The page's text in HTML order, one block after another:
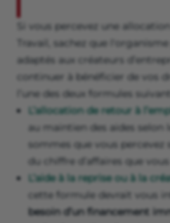
Si vous percevez une
Travail, sachez que
adaptés aux créateurs
continuer à bénéficier de vos
l’une des deux formules
L’allocation de retour à
au maintien des aides selon
sommes que vous percevez
du chiffre d’affaires que vous
L’aide à la reprise ou à la
cette formule devrait vous
besoin d’un financement